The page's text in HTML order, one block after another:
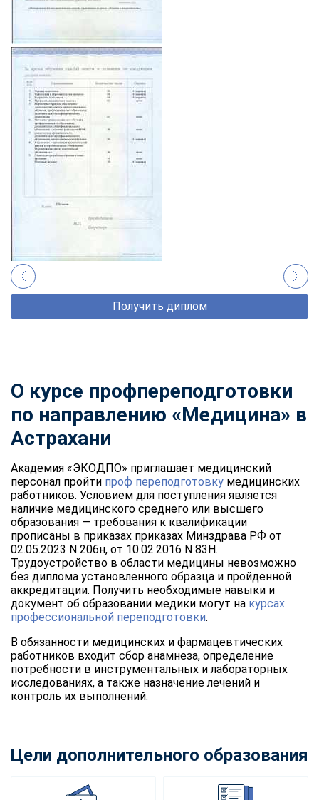
Получить диплом
О курсе профпереподготовки
по направлению «Медицина» в
Астрахани
Академия «ЭКОДПО» приглашает медицинский
персонал пройти проф переподготовку медицинских
работников. Условием для поступления является
наличие медицинского среднего или высшего
образования — требования к квалификации
прописаны в приказах приказах Минздрава РФ от
02.05.2023 N 206н, от 10.02.2016 N 83Н.
Трудоустройство в области медицины невозможно
без диплома установленного образца и пройденной
аккредитации. Получить необходимые навыки и
документ об образовании медики могут на курсах
профессиональной переподготовки.
В обязанности медицинских и фармацевтических
работников входит сбор анамнеза, определение
потребности в инструментальных и лабораторных
исследованиях, а также назначение лечений и
контроль их выполнений.
Цели дополнительного образования